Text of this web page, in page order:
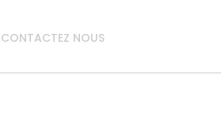
CONTACTEZ NOUS